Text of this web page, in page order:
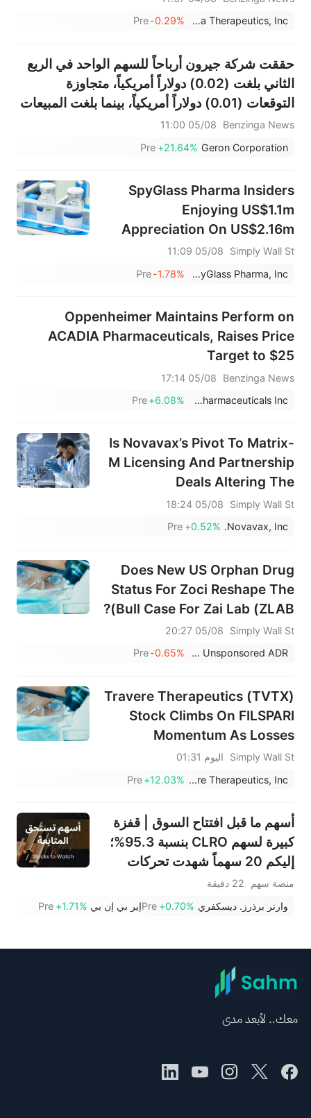
الاستباقي للمرضى الداخليين في المستشفيات
Abeona Therapeutics, Inc.
-0.29%
Pre
حققت شركة جيرون أرباحاً للسهم الواحد في الربع
الثاني بلغت (0.02) دولاراً أمريكياً، متجاوزة
التوقعات (0.01) دولاراً أمريكياً، بينما بلغت المبيعات
57.480 مليون دولار أمريكي، متجاوزة التوقعات
البالغة 55.208 مليون دولار أمريكي.
Benzinga News
05/08 11:00
Geron Corporation
+21.64%
Pre
SpyGlass Pharma Insiders
Enjoying US$1.1m
Appreciation On US$2.16m
Investment
Simply Wall St
05/08 11:09
SpyGlass Pharma, Inc.
-1.78%
Pre
Oppenheimer Maintains Perform on
ACADIA Pharmaceuticals, Raises Price
Target to $25
Benzinga News
05/08 17:14
ACADIA Pharmaceuticals Inc.
+6.08%
Pre
Is Novavax’s Pivot To Matrix-
M Licensing And Partnership
Deals Altering The
Investment Case For NVAX?
Simply Wall St
05/08 18:24
Novavax, Inc.
+0.52%
Pre
Does New US Orphan Drug
Status For Zoci Reshape The
Bull Case For Zai Lab (ZLAB)?
Simply Wall St
05/08 20:27
Zai Lab Limited Unsponsored ADR
-0.65%
Pre
Travere Therapeutics (TVTX)
Stock Climbs On FILSPARI
Momentum As Losses
Deepen
Simply Wall St
اليوم 01:31
Travere Therapeutics, Inc.
+12.03%
Pre
أسهم ما قبل افتتاح السوق | قفزة
كبيرة لسهم CLRO بنسبة 95.3%؛
إليكم 20 سهماً شهدت تحركات
أغسطس)
منصة سهم
22 دقيقة
وارنر برذرز. ديسكفري +0.70%
Preإير بي إن بي +1.71%
Pre
معك.. لأبعد مدى